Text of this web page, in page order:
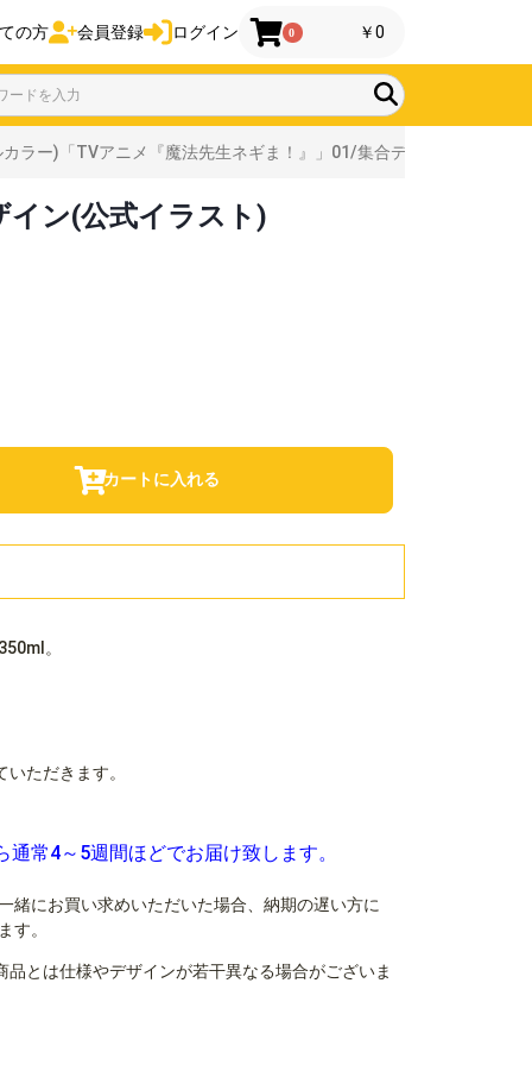
の方 会員登録 ログイン 0 ￥0
ラー)「TVアニメ『魔法先生ネギま！』」01/集合デザイン(公式イ
ン(公式イラスト)
カートに入れる
。
ただきます。
常4～5週間ほどでお届け致します。
緒にお買い求めいただいた場合、納期の遅い方に
す。
とは仕様やデザインが若干異なる場合がございま